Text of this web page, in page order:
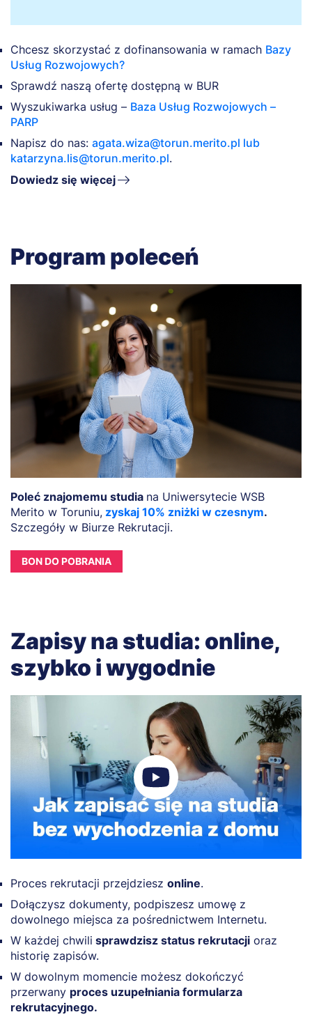
Chcesz skorzystać z dofinansowania w ramach Bazy
Usług Rozwojowych?
Sprawdź naszą ofertę dostępną w BUR
Wyszukiwarka usług – Baza Usług Rozwojowych –
PARP
Napisz do nas: agata.wiza@torun.merito.pl lub
katarzyna.lis@torun.merito.pl.
Dowiedz się więcej
Program poleceń
Poleć znajomemu studia na Uniwersytecie WSB
Merito w Toruniu, zyskaj 10% zniżki w czesnym.
Szczegóły w Biurze Rekrutacji.
BON DO POBRANIA
Zapisy na studia: online,
szybko i wygodnie
Proces rekrutacji przejdziesz online.
Dołączysz dokumenty, podpiszesz umowę z
dowolnego miejsca za pośrednictwem Internetu.
W każdej chwili sprawdzisz status rekrutacji oraz
historię zapisów.
W dowolnym momencie możesz dokończyć
przerwany proces uzupełniania formularza
rekrutacyjnego.